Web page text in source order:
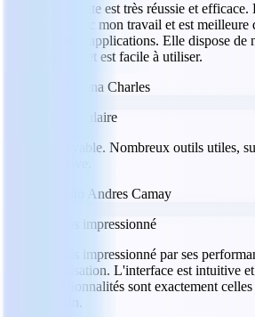
Cette suite est très réussie et
aidé avec mon travail et est
d'autres applications. Elle dispose de
options et est facile à utiliser.
Milena Charles
Spectaculaire
Incroyable. Nombreux outils utiles,
Julio Andres Camay
Je suis impressionné
Je suis impressionné par ses
d'utilisation. L'interface est intuitive
fonctionnalités sont exactement